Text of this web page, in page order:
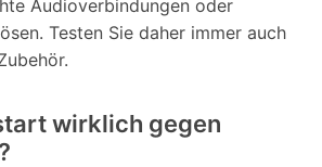
Audioverbindungen oder
Testen Sie daher immer auch
wirklich gegen